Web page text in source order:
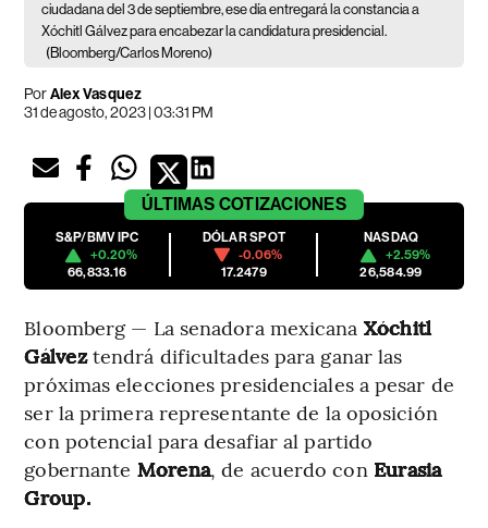
ciudadana del 3 de septiembre, ese día entregará la constancia a
Xóchitl Gálvez para encabezar la candidatura presidencial.
(Bloomberg/Carlos Moreno)
PorAlex Vasquez
31 de agosto, 2023 | 03:31 PM
ÚLTIMAS COTIZACIONES
S&P/BMV IPC
+0.20%
66,833.16
DÓLAR SPOT
-0.06%
17.2479
NASDAQ
+2.59%
26,584.99
Bloomberg — La senadora mexicana Xóchitl
Gálveztendrá dificultades para ganar las
próximas elecciones presidenciales a pesar de
ser la primera representante de la oposición
con potencial para desafiar al partido
gobernante Morena, de acuerdo conEurasia
Group.